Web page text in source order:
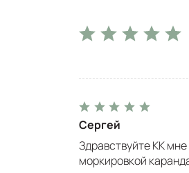
Сергей
Здравствуйте КК
моркировкой